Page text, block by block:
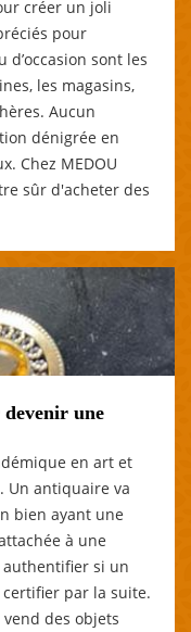
créer un joli
pour
sont les
les magasins,
Aucun
dénigrée en
Chez MEDOU
sûr d'acheter des
une
en art et
Un antiquaire va
bien ayant une
à une
authentifier si un
par la suite.
des objets